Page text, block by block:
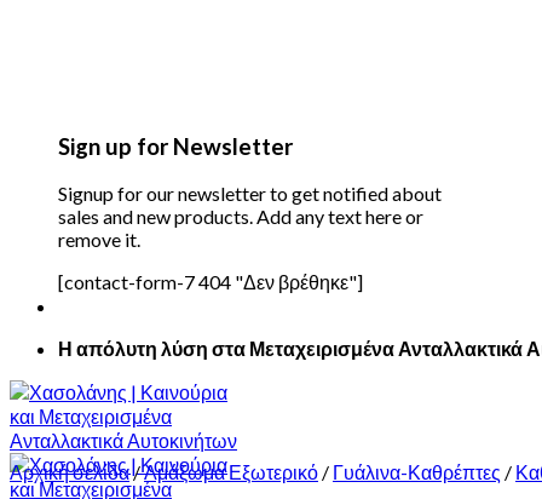
Sign up for Newsletter
Signup for our newsletter to get notified about
sales and new products. Add any text here or
remove it.
[contact-form-7 404 "Δεν βρέθηκε"]
Η απόλυτη λύση στα Μεταχειρισμένα Ανταλλακτικά
Αρχική σελίδα/Αμάξωμα Εξωτερικό / Γυάλινα-Καθρέπτες /